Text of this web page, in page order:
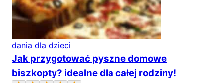
dania dla dzieci
Jak przygotować pyszne domowe
biszkopty? idealne dla całej rodziny!